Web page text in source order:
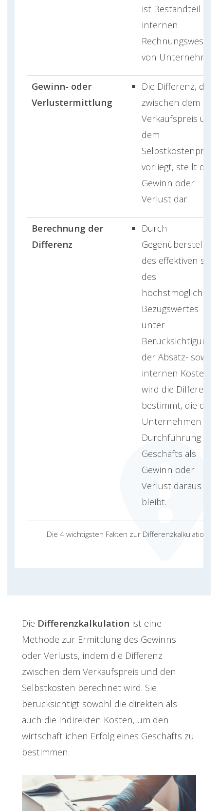
Die 4 wichtigsten Fakten zur Differenzkalkulation
ist Bestandteil des
internen
Rechnungswesens
von
Gewinn- oder
Verlustermittlung
Die Differenz, die
zwischen dem
Verkaufspreis und
dem
Selbstkostenpreis
vorliegt, stellt den
Gewinn oder
Verlust dar.
Berechnung der
Differenz
Durch
des effektiven
des
höchstmöglichen
Bezugswertes
unter
Berücksichtigung
der Absatz- sowie
internen Kosten
wird die Differenz
bestimmt, die dem
Unternehmen bei
Durchführung des
Geschäfts als
Gewinn oder
Verlust daraus
bleibt.
Die Differenzkalkulation ist eine
Methode zur Ermittlung des Gewinns
oder Verlusts, indem die Differenz
zwischen dem Verkaufspreis und den
Selbstkosten berechnet wird. Sie
berücksichtigt sowohl die direkten als
auch die indirekten Kosten, um den
wirtschaftlichen Erfolg eines Geschäfts zu
bestimmen.